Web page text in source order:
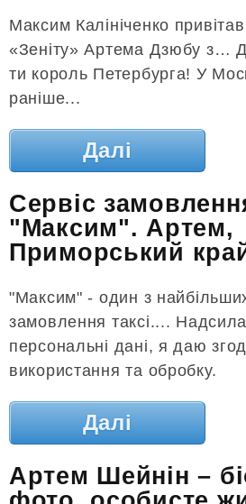
Максим Калініченко
«Зеніту» Артема Дзюбу з…
ти король Петербурга! У
раніше...
Далі
Сервіс
"Максим". Артем,
Приморський
"Максим" - один з найбільших
замовлення таксі....
персональні дані, я даю
використання та обробку.
Далі
Артем Шейнін –